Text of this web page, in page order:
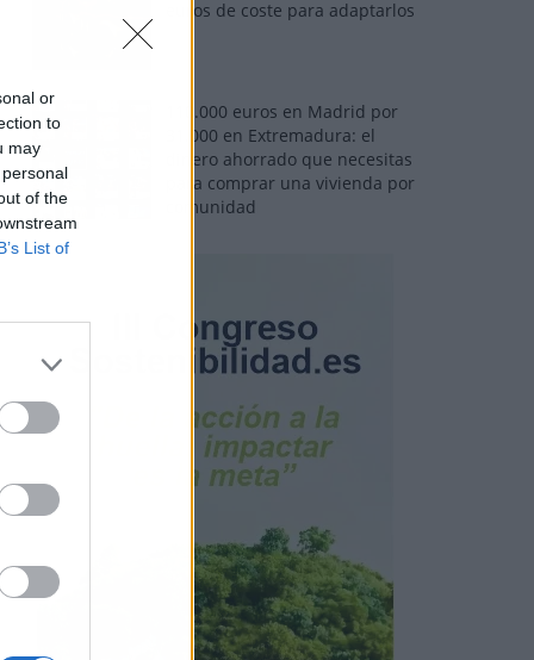
or
to
may
of the
List of
euros de coste para adaptarlos
110.000 euros en Madrid por
31.000 en Extremadura: el
dinero ahorrado que necesitas
para comprar una vivienda por
comunidad